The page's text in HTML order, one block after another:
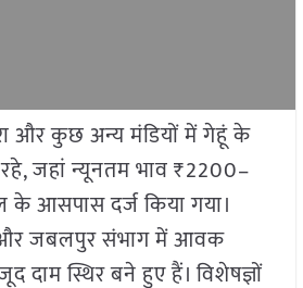
और कुछ अन्य मंडियों में गेहूं के
जहां न्यूनतम भाव ₹2200–
के आसपास दर्ज किया गया।
और जबलपुर संभाग में आवक
दाम स्थिर बने हुए हैं। विशेषज्ञों